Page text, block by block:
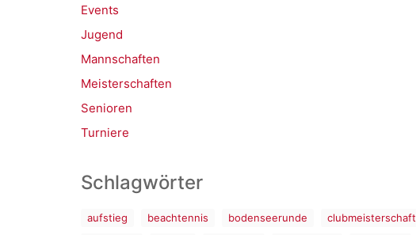
Events
Jugend
Mannschaften
Meisterschaften
Senioren
Turniere
Schlagwörter
aufstieg beachtennis bodenseerunde clubmeisterschaft